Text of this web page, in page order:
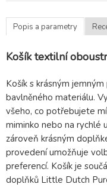
Popis a parametry
Košík textilní
Košík s krásným
bavlněného materiálu.
všeho, co potřebujete
miminko nebo na rychlé
zároveň krásným
provedení umožňuje
preferencí. Košík je
doplňků Little Dutch